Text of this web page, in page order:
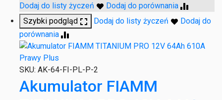
Dodaj do listy życzeń
Dodaj do porównania
Szybki podgląd
Dodaj do listy życzeń
Dodaj do
porównania
SKU: AK-64-FI-PL-P-2
Akumulator FIAMM